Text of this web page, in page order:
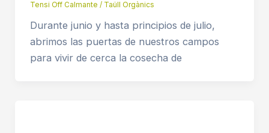
Tensi Off Calmante / Taüll Orgànics
Durante junio y hasta principios de julio,
abrimos las puertas de nuestros campos
para vivir de cerca la cosecha de